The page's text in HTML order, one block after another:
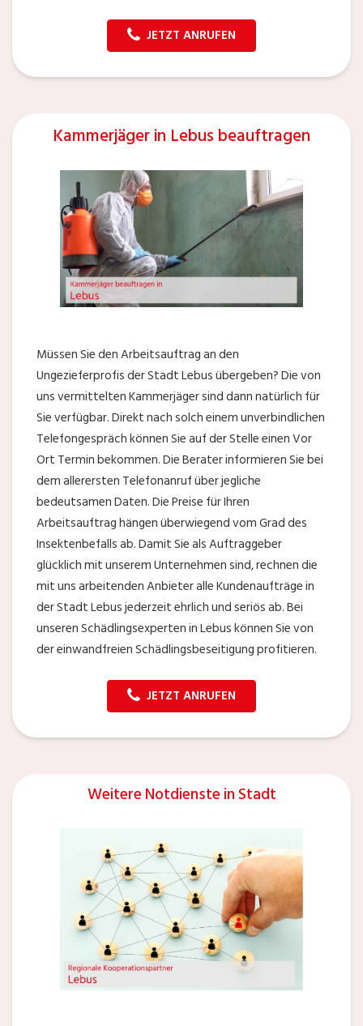
JETZT ANRUFEN
Kammerjäger in Lebus beauftragen
Müssen Sie den Arbeitsauftrag an den
Ungezieferprofis der Stadt Lebus übergeben? Die von
uns vermittelten Kammerjäger sind dann natürlich für
Sie verfügbar. Direkt nach solch einem unverbindlichen
Telefongespräch können Sie auf der Stelle einen Vor
Ort Termin bekommen. Die Berater informieren Sie bei
dem allerersten Telefonanruf über jegliche
bedeutsamen Daten. Die Preise für Ihren
Arbeitsauftrag hängen überwiegend vom Grad des
Insektenbefalls ab. Damit Sie als Auftraggeber
glücklich mit unserem Unternehmen sind, rechnen die
mit uns arbeitenden Anbieter alle Kundenaufträge in
der Stadt Lebus jederzeit ehrlich und seriös ab. Bei
unseren Schädlingsexperten in Lebus können Sie von
der einwandfreien Schädlingsbeseitigung profitieren.
JETZT ANRUFEN
Weitere Notdienste in Stadt